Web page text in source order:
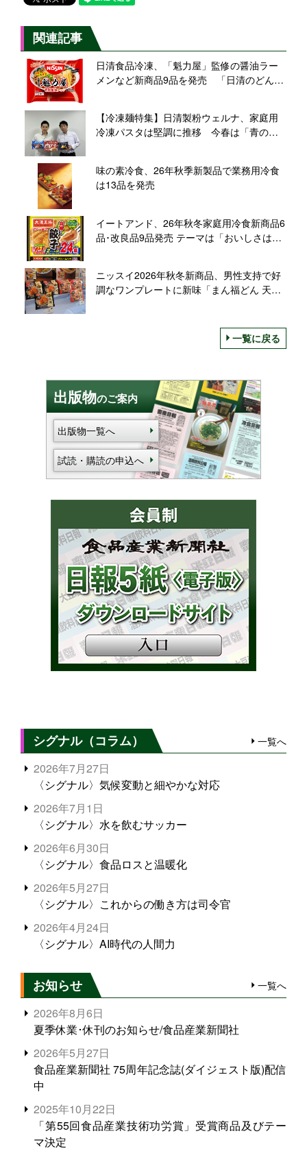
関連記事
日清食品冷凍、「魁力屋」監修の醤油ラー
メンなど新商品9品を発売 「日清のどん兵
【冷凍麺特集】日清製粉ウェルナ、家庭用
冷凍パスタは堅調に推移 今春は「青の洞
味の素冷食、26年秋季新製品で業務用冷食
は13品を発売
イートアンド、26年秋冬家庭用冷食新商品6
品･改良品9品発売 テーマは「おいしさは素
ニッスイ2026年秋冬新商品、男性支持で好
調なワンプレートに新味「まん福どん 天
一覧に戻る
出版物のご案内
出版物一覧へ
試読・購読の申込へ
シグナル（コラム） 一覧へ
2026年7月27日
〈シグナル〉気候変動と細やかな対応
2026年7月1日
〈シグナル〉水を飲むサッカー
2026年6月30日
〈シグナル〉食品ロスと温暖化
2026年5月27日
〈シグナル〉これからの働き方は司令官
2026年4月24日
〈シグナル〉AI時代の人間力
お知らせ 一覧へ
2026年8月6日
夏季休業･休刊のお知らせ/食品産業新聞社
2026年5月27日
食品産業新聞社 75周年記念誌(ダイジェスト版)配信
中
2025年10月22日
「第55回食品産業技術功労賞」受賞商品及びテー
マ決定